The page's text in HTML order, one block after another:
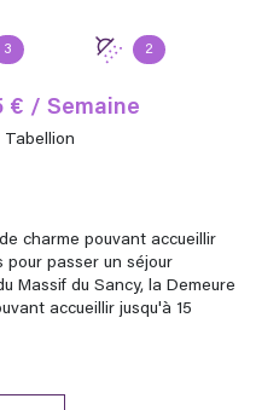
3 2
€ / Semaine
Tabellion
charme pouvant accueillir
pour passer un séjour
Massif du Sancy, la Demeure
accueillir jusqu'à 15
avec salle d'eau et wc